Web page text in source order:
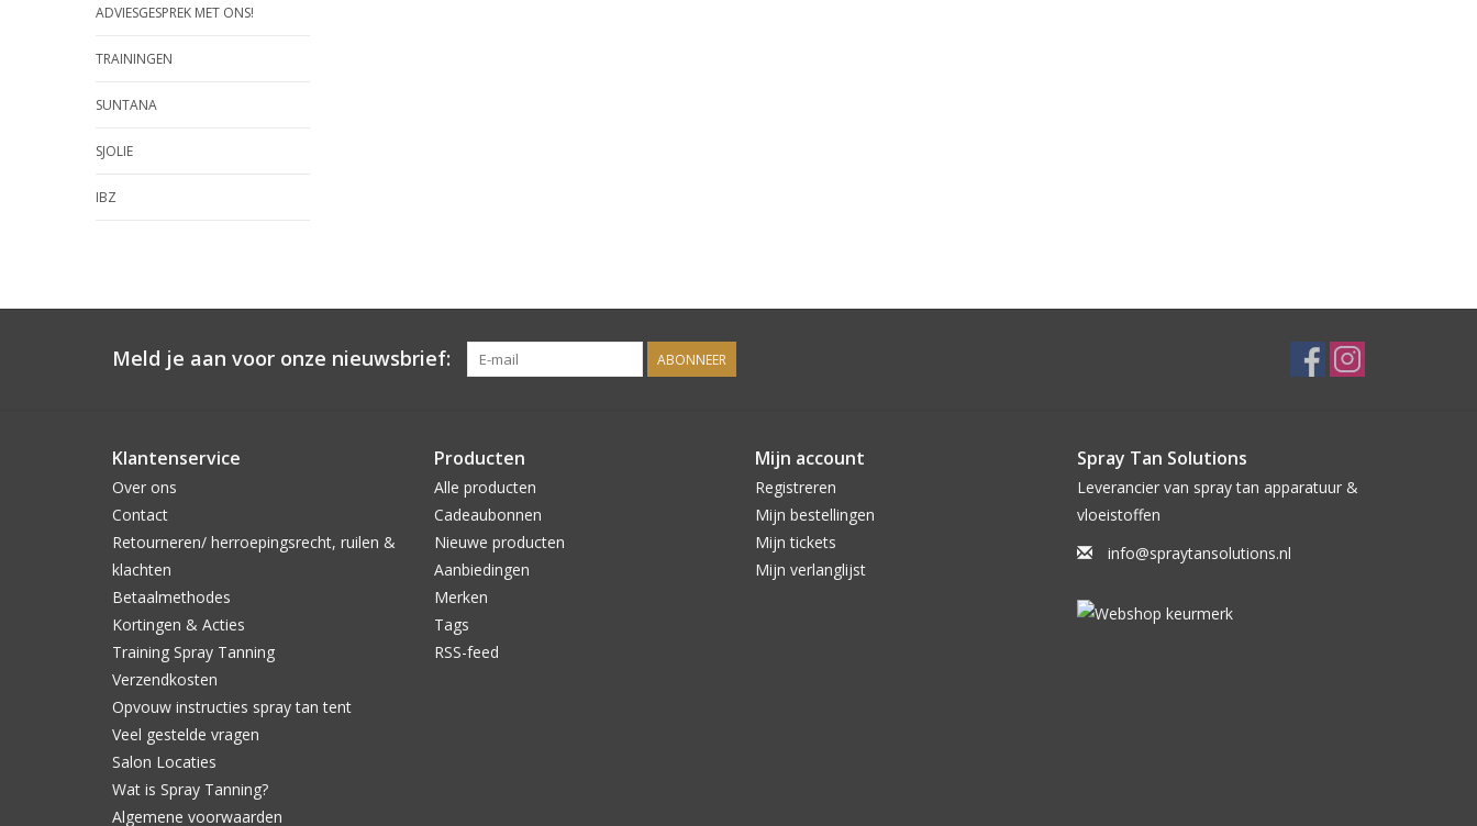
ADVIESGESPREK MET ONS!
TRAININGEN
SUNTANA
SJOLIE
IBZ
Meld je aan voor onze nieuwsbrief: ABONNEER
Klantenservice
Over ons
Contact
Retourneren/ herroepingsrecht, ruilen &
klachten
Betaalmethodes
Kortingen & Acties
Training Spray Tanning
Verzendkosten
Opvouw instructies spray tan tent
Veel gestelde vragen
Salon Locaties
Wat is Spray Tanning?
Algemene voorwaarden
Producten
Alle producten
Cadeaubonnen
Nieuwe producten
Aanbiedingen
Merken
Tags
RSS-feed
Mijn account
Registreren
Mijn bestellingen
Mijn tickets
Mijn verlanglijst
Spray Tan Solutions
Leverancier van spray tan apparatuur &
vloeistoffen
info@spraytansolutions.nl